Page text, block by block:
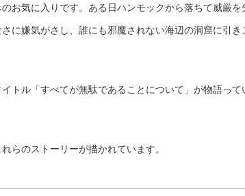
お気に入りです。ある日ハンモックから落ちて威厳を
に嫌気がさし、誰にも邪魔されない海辺の洞窟に引き
トル「すべてが無駄であることについて」が物語って
らのストーリーが描かれています。